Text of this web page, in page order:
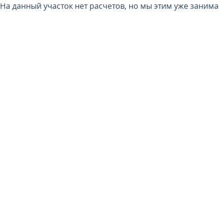
На данный участок нет расчетов, но мы этим уже